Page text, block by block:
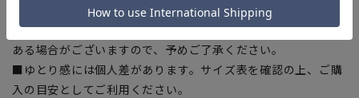
【商品に関するご注意】
■商品画像はサンプルのため、色味やサイズ等の仕様に変更が
ある場合がございますので、予めご了承ください。
■ゆとり感には個人差があります。サイズ表を確認の上、ご購
入の目安としてご利用ください。